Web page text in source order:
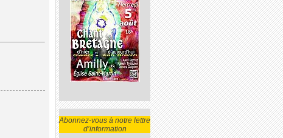
Abonnez-vous à notre lettre
d’information